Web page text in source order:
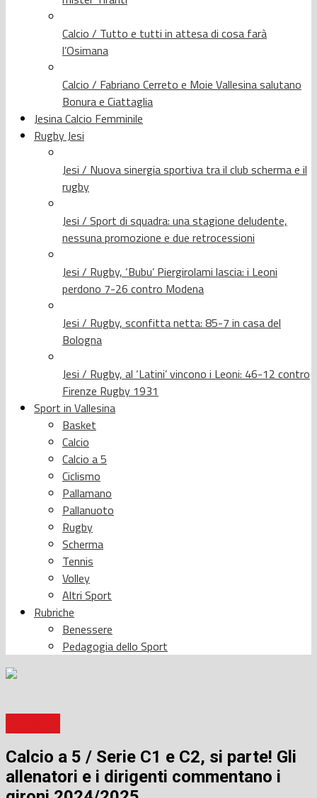
Calcio / Tutto e tutti in attesa di cosa farà
l’Osimana
Calcio / Fabriano Cerreto e Moie Vallesina salutano
Bonura e Ciattaglia
Jesina Calcio Femminile
Rugby Jesi
Jesi / Nuova sinergia sportiva tra il club scherma e il
rugby
Jesi / Sport di squadra: una stagione deludente,
nessuna promozione e due retrocessioni
Jesi / Rugby, ‘Bubu’ Piergirolami lascia: i Leoni
perdono 7-26 contro Modena
Jesi / Rugby, sconfitta netta: 85-7 in casa del
Bologna
Jesi / Rugby, al ‘Latini’ vincono i Leoni: 46-12 contro
Firenze Rugby 1931
Sport in Vallesina
Basket
Calcio
Calcio a 5
Ciclismo
Pallamano
Pallanuoto
Rugby
Scherma
Tennis
Volley
Altri Sport
Rubriche
Benessere
Pedagogia dello Sport
Calcio a 5 / Serie C1 e C2, si parte! Gli
allenatori e i dirigenti commentano i